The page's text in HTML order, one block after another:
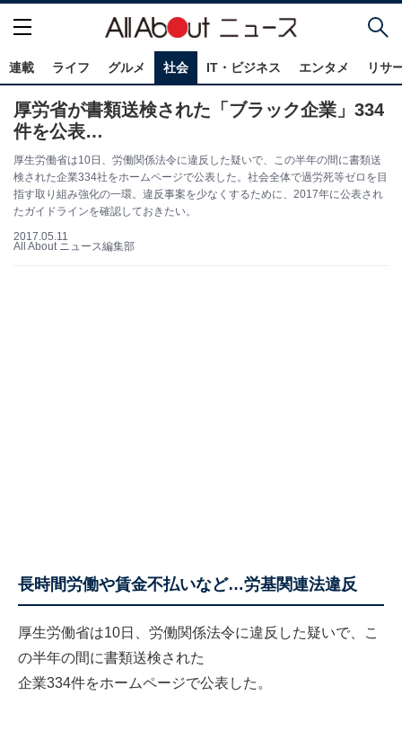
連載 ライフ グルメ 社会 IT・ビジネス エンタメ リサ
厚労省が書類送検された「ブラック企業」334
件を公表…
厚生労働省は10日、労働関係法令に違反した疑いで、この半年の間に書類送
検された企業334社をホームページで公表した。社会全体で過労死等ゼロを目
指す取り組み強化の一環。違反事案を少なくするために、2017年に公表され
たガイドラインを確認しておきたい。
2017.05.11
All About ニュース編集部
長時間労働や賃金不払いなど…労基関連法違反
厚生労働省は10日、労働関係法令に違反した疑いで、こ
の半年の間に書類送検された
企業334件をホームページで公表した 。